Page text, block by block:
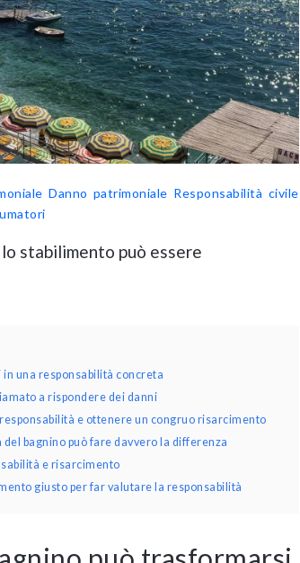
Danno patrimoniale Responsabilità civile
stabilimento può essere
una responsabilità concreta
a rispondere dei danni
e ottenere un congruo risarcimento
bagnino può fare davvero la differenza
e risarcimento
giusto per far valutare la responsabilità